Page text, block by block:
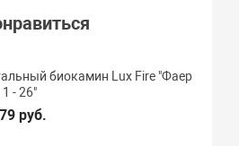
биокамин Lux Fire "Фаер
- 26"
руб.